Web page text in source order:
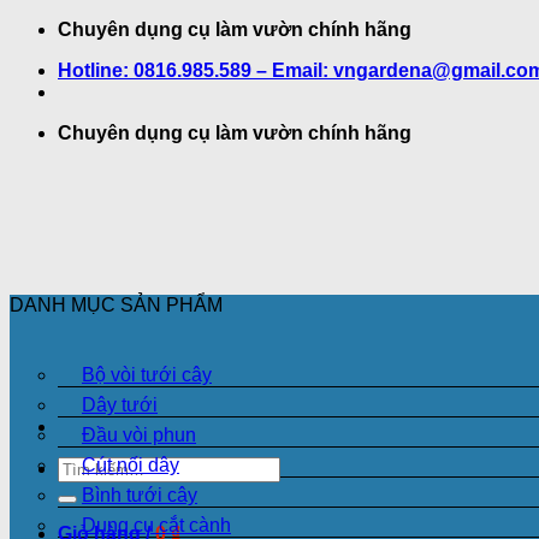
dung
Chuyên dụng cụ làm vườn chính hãng
Hotline: 0816.985.589 – Email:
Chuyên dụng cụ làm vườn chính hãng
Tìm
kiếm:
Giỏ hàng /0₫
DANH MỤC SẢN PHẨM
Bộ vòi tưới cây
Dây tưới
Đầu vòi phun
Cút nối dây
Bình tưới cây
Dụng cụ cắt cành